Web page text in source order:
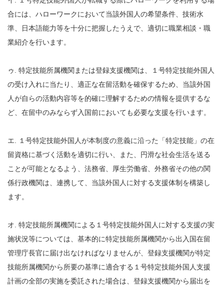
合には、ハローワークにおいて当該外国人の希望条件、技術水
準、日本語能力等を十分に把握したうえで、適切に職業相談・職
業紹介を行います。
ゥ. 特定技能所属機関または登録支援機関は、１号特定技能外国人
の受け入れに当たり、適正な在留活動を確保するため、当該外国
人が自らの活動内容等を的確に理解するための情報を提供するな
ど、在留中のみならず入国前においても必要な支援を行います。
エ. １号特定技能外国人が本制度の意義に沿った「特定技能」の在
留資格に基づく活動を適切に行い、また、円滑な社会生活を送る
ことが可能となるよう、法務省、厚生労働省、外務省その他の関
係行政機関は、連携して、当該外国人に対する支援体制を構築し
ます。
オ. 特定技能所属機関による１号特定技能外国人に対する支援の実
施状況等については、基本的に特定技能所属機関から出入国在留
管理庁長官に届け出なければなりませんが、登録支援機関が特定
技能所属機関から所要の基準に適合する１号特定技能外国人支援
計画の全部の実施を委託された場合は、登録支援機関から届出を